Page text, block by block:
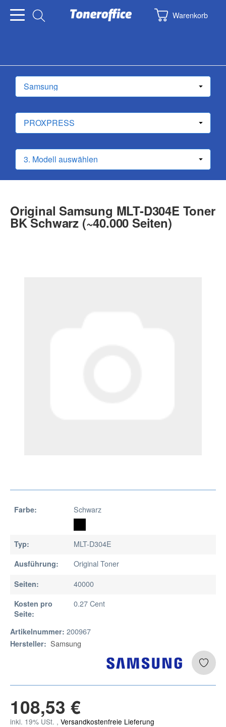
Warenkorb
Original Samsung MLT-D304E Toner
BK Schwarz (~40.000 Seiten)
Farbe: Schwarz
Typ: MLT-D304E
Ausführung: Original Toner
Seiten: 40000
Kosten pro
Seite:
0.27 Cent
Artikelnummer: 200967
Hersteller: Samsung
108,53 €
inkl. 19% USt. , Versandkostenfreie Lieferung